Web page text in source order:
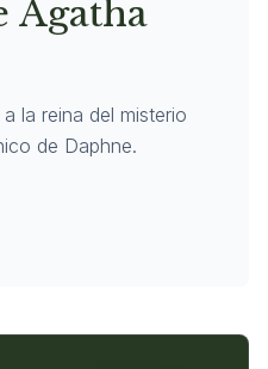
Agatha
la reina del misterio
de Daphne.